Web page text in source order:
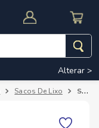
Alterar >
Sacos De Lixo Saco Lixo Utilix RL 50L Com 30